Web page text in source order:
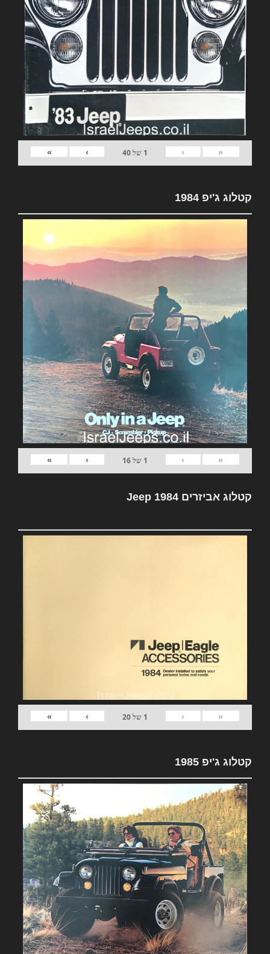
«
‹
1 של40
›
»
קטלוג ג'יפ 1984
«
‹
1 של16
›
»
קטלוג אביזרים Jeep 1984
«
‹
1 של20
›
»
קטלוג ג'יפ 1985